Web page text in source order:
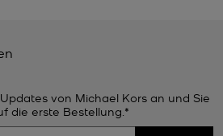
von Michael Kors an und Sie
die erste Bestellung.*